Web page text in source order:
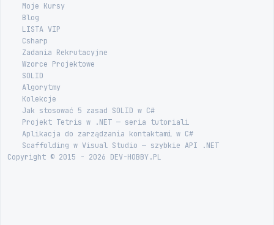
Moje Kursy
Blog
LISTA VIP
Csharp
Zadania Rekrutacyjne
Wzorce Projektowe
SOLID
Algorytmy
Kolekcje
Jak stosować 5 zasad SOLID w C#
Projekt Tetris w .NET — seria tutoriali
Aplikacja do zarządzania kontaktami w C#
Scaffolding w Visual Studio — szybkie API .NET
Copyright © 2015 - 2026 DEV-HOBBY.PL